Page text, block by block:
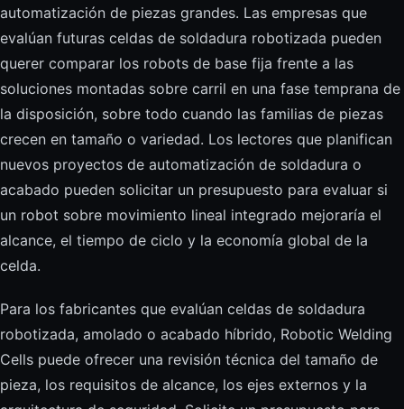
automatización de piezas grandes. Las empresas que
evalúan futuras celdas de soldadura robotizada pueden
querer comparar los robots de base fija frente a las
soluciones montadas sobre carril en una fase temprana de
la disposición, sobre todo cuando las familias de piezas
crecen en tamaño o variedad. Los lectores que planifican
nuevos proyectos de automatización de soldadura o
acabado pueden solicitar un presupuesto para evaluar si
un robot sobre movimiento lineal integrado mejoraría el
alcance, el tiempo de ciclo y la economía global de la
celda.
Para los fabricantes que evalúan celdas de soldadura
robotizada, amolado o acabado híbrido, Robotic Welding
Cells puede ofrecer una revisión técnica del tamaño de
pieza, los requisitos de alcance, los ejes externos y la